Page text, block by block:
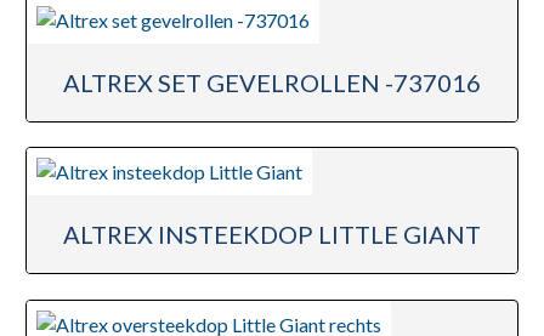
ALTREX SET GEVELROLLEN -737016
ALTREX INSTEEKDOP LITTLE GIANT